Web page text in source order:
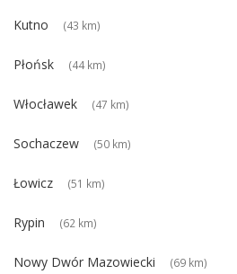
Kutno (43 km)
Płońsk (44 km)
Włocławek (47 km)
Sochaczew (50 km)
Łowicz (51 km)
Rypin (62 km)
Nowy Dwór Mazowiecki (69 km)